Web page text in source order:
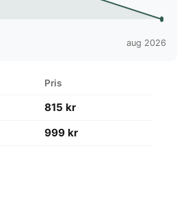
aug 2026
Pris
815 kr
999 kr